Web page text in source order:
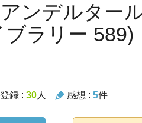
ンデルター
ラリー 589)
録 : 30人 感想 : 5件